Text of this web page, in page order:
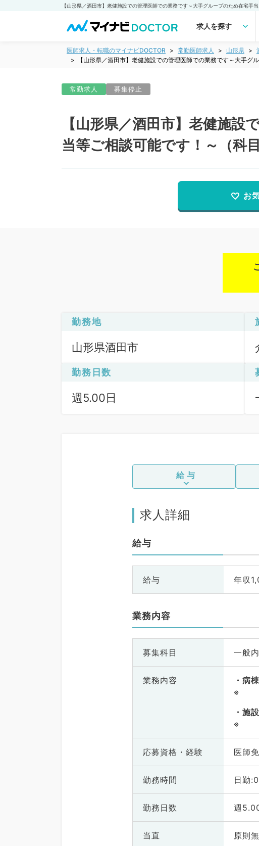
求人を探す
医師求人・転職のマイナビDOCTOR 常勤医師求人 山形県
【山形県／酒田市】老健施設での管理医師での業務です～大手グ
常勤求人 募集停止
【山形県／酒田市】老健施
当等ご相談可能です！～（科
お
勤務地
山形県酒田市
勤務日数
週5.00日
給与
求人詳細
給与
給与 年収
業務内容
募集科目 一般
業務内容
病
※
施
※
応募資格・ 経験 医師
勤務時間 日勤
勤務日数 週
当直 原則